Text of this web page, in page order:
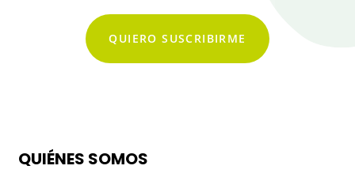
QUIERO SUSCRIBIRME
QUIÉNES SOMOS